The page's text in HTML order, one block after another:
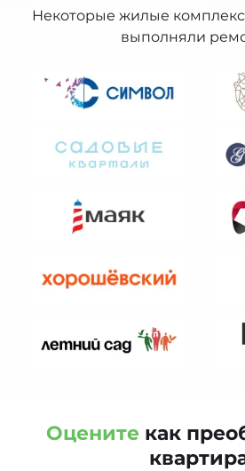
Некоторые жилые
выполняли
Оцените как